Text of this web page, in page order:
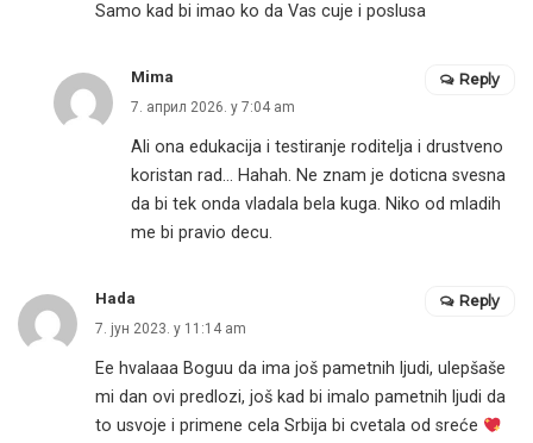
Samo kad bi imao ko da Vas cuje i poslusa
Mima
7. април 2026. у 7:04 am
Ali ona edukacija i testiranje roditelja i drustveno
koristan rad… Hahah. Ne znam je doticna svesna
da bi tek onda vladala bela kuga. Niko od mladih
me bi pravio decu.
Reply
Hada
7. јун 2023. у 11:14 am
Ee hvalaaa Boguu da ima još pametnih ljudi, ulepšaše
mi dan ovi predlozi, još kad bi imalo pametnih ljudi da
to usvoje i primene cela Srbija bi cvetala od sreće
Reply